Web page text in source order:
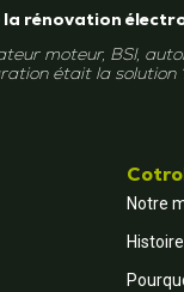
rénovation
moteur, BSI,
était la solution
Notre